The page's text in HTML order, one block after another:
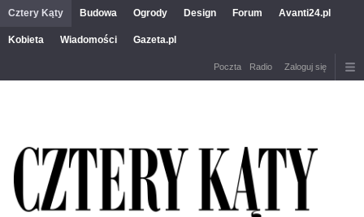
Cztery Kąty Budowa Ogrody Design Forum Avanti24.pl
Kobieta Wiadomości Gazeta.pl
Poczta Radio Zaloguj się